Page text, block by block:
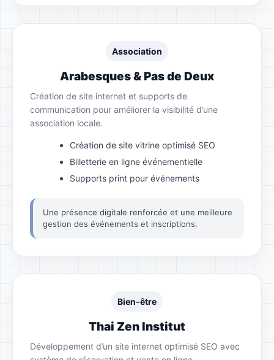
Association
Arabesques & Pas de Deux
Création de site internet et supports de
communication pour améliorer la visibilité d’une
association locale.
Création de site vitrine optimisé SEO
Billetterie en ligne événementielle
Supports print pour événements
Une présence digitale renforcée et une meilleure
gestion des événements et inscriptions.
Bien-être
Thai Zen Institut
Développement d’un site internet optimisé SEO avec